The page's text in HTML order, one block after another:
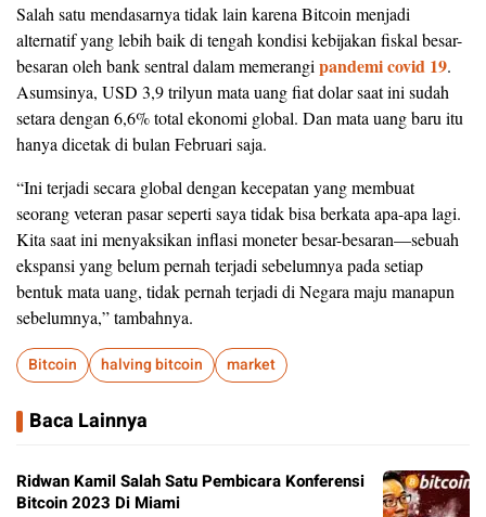
Salah satu mendasarnya tidak lain karena Bitcoin menjadi
alternatif yang lebih baik di tengah kondisi kebijakan fiskal besar-
besaran oleh bank sentral dalam memerangi pandemi covid 19.
Asumsinya, USD 3,9 trilyun mata uang fiat dolar saat ini sudah
setara dengan 6,6% total ekonomi global. Dan mata uang baru itu
hanya dicetak di bulan Februari saja.
“Ini terjadi secara global dengan kecepatan yang membuat
seorang veteran pasar seperti saya tidak bisa berkata apa-apa lagi.
Kita saat ini menyaksikan inflasi moneter besar-besaran—sebuah
ekspansi yang belum pernah terjadi sebelumnya pada setiap
bentuk mata uang, tidak pernah terjadi di Negara maju manapun
sebelumnya,” tambahnya.
Bitcoin halving bitcoin market
Baca Lainnya
Ridwan Kamil Salah Satu Pembicara Konferensi
Bitcoin 2023 Di Miami